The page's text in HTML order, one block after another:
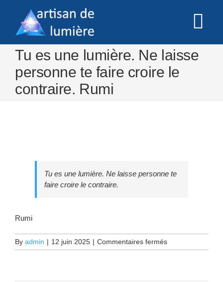
content
Accueil
Tu es une lumière. Ne laisse
personne te faire croire le
contraire. Rumi
Tu es une lumière. Ne laisse personne te
faire croire le contraire.
Rumi
By admin | 12 juin 2025 | Commentaires ferméssur
Tu